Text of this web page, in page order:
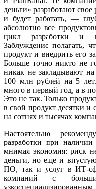
деньги» разработают
и будет работать, —
абсолютно все
цикл разработки и
Заблуждение полагать,
продукт и внедрить его
Больше точно никто не
никак не закладывают
100 млн рублей на 5
много в первый год, а в
Это не так. Только
в свой продукт десятки и
на сотнях и тысячах
Настоятельно
разработки при
мнимая экономия: риск
деньги, но еще и
ПО, так и услуг в ИТ-
компаний с